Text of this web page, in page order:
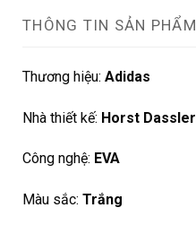
THÔNG TIN SẢN PHẨM
Thương hiệu: Adidas
Nhà thiết kế: Horst Dassler
Công nghệ: EVA
Màu sắc: Trắng